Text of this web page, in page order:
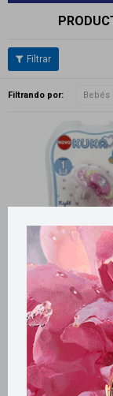
Filtrando por: Bebés
Llega
Llega
Pack x2 Chupete
Kuka -